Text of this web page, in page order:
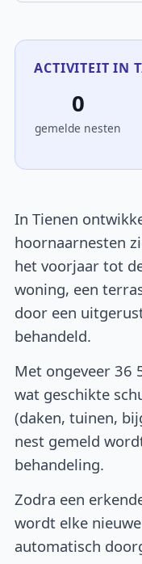
ACTIVITEIT IN
0
gemelde nesten
In Tienen
hoornaarnesten
het voorjaar tot
woning, een
door een
behandeld.
Met ongeveer 36
wat geschikte
(daken, tuinen,
nest gemeld
behandeling.
Zodra een
wordt elke
automatisch